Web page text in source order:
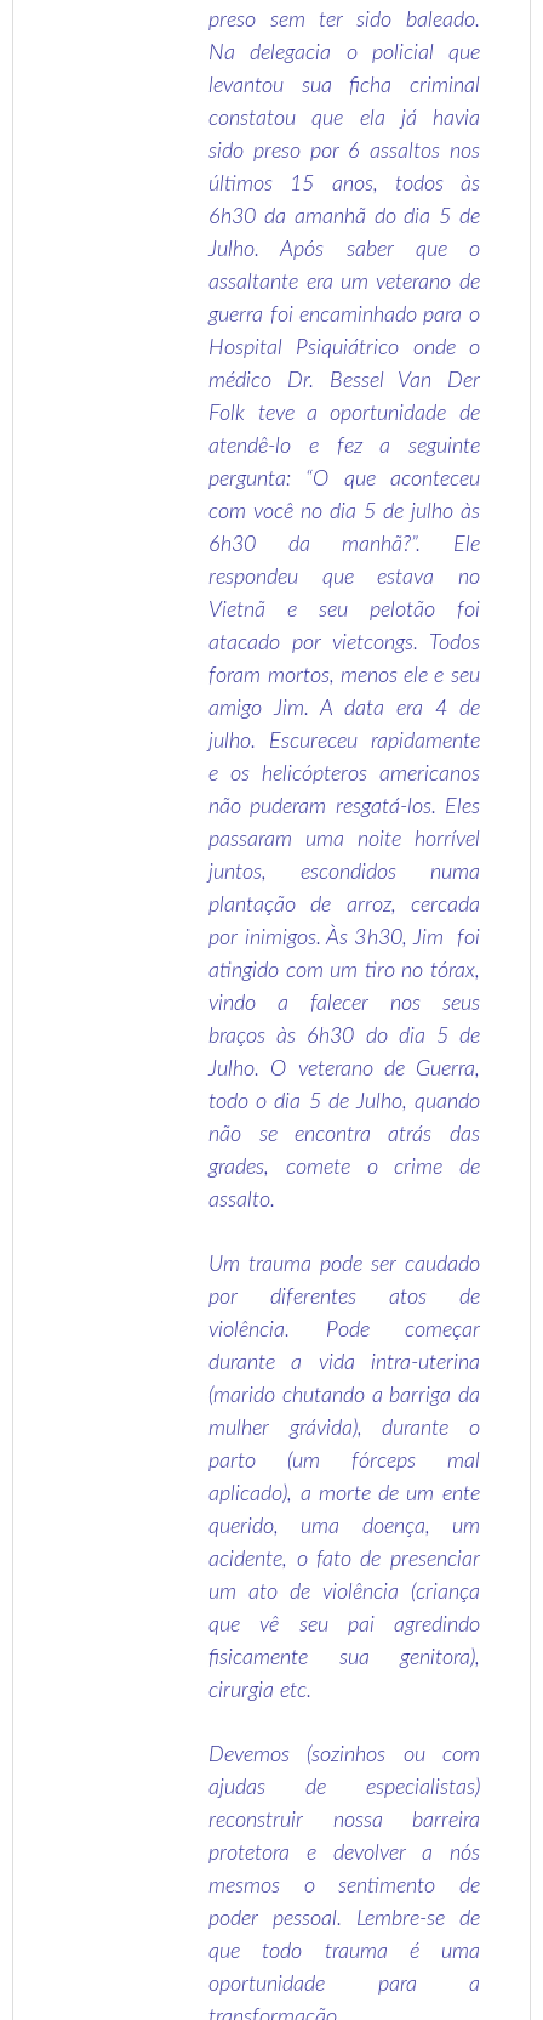
preso sem ter sido baleado.
Na delegacia o policial que
levantou sua ficha criminal
constatou que ela já havia
sido preso por 6 assaltos nos
últimos 15 anos, todos às
6h30 da amanhã do dia 5 de
Julho. Após saber que o
assaltante era um veterano de
guerra foi encaminhado para o
Hospital Psiquiátrico onde o
médico Dr. Bessel Van Der
Folk teve a oportunidade de
atendê-lo e fez a seguinte
pergunta: “O que aconteceu
com você no dia 5 de julho às
6h30 da manhã?”. Ele
respondeu que estava no
Vietnã e seu pelotão foi
atacado por vietcongs. Todos
foram mortos, menos ele e seu
amigo Jim. A data era 4 de
julho. Escureceu rapidamente
e os helicópteros americanos
não puderam resgatá-los. Eles
passaram uma noite horrível
juntos, escondidos numa
plantação de arroz, cercada
por inimigos. Às 3h30, Jim foi
atingido com um tiro no tórax,
vindo a falecer nos seus
braços às 6h30 do dia 5 de
Julho. O veterano de Guerra,
todo o dia 5 de Julho, quando
não se encontra atrás das
grades, comete o crime de
assalto.
Um trauma pode ser caudado
por diferentes atos de
violência. Pode começar
durante a vida intra-uterina
(marido chutando a barriga da
mulher grávida), durante o
parto (um fórceps mal
aplicado), a morte de um ente
querido, uma doença, um
acidente, o fato de presenciar
um ato de violência (criança
que vê seu pai agredindo
fisicamente sua genitora),
cirurgia etc.
Devemos (sozinhos ou com
ajudas de especialistas)
reconstruir nossa barreira
protetora e devolver a nós
mesmos o sentimento de
poder pessoal. Lembre-se de
que todo trauma é uma
oportunidade para a